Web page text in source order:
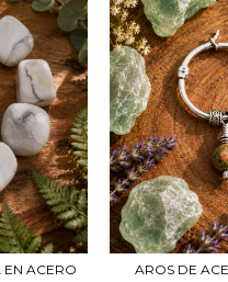
ACERO
AROS DE